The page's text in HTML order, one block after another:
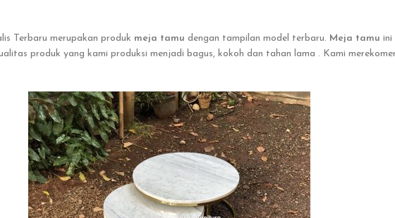
Terbaru merupakan produk meja tamu dengan tampilan model terbaru. Meja tamu ini
produk yang kami produksi menjadi bagus, kokoh dan tahan lama . Kami